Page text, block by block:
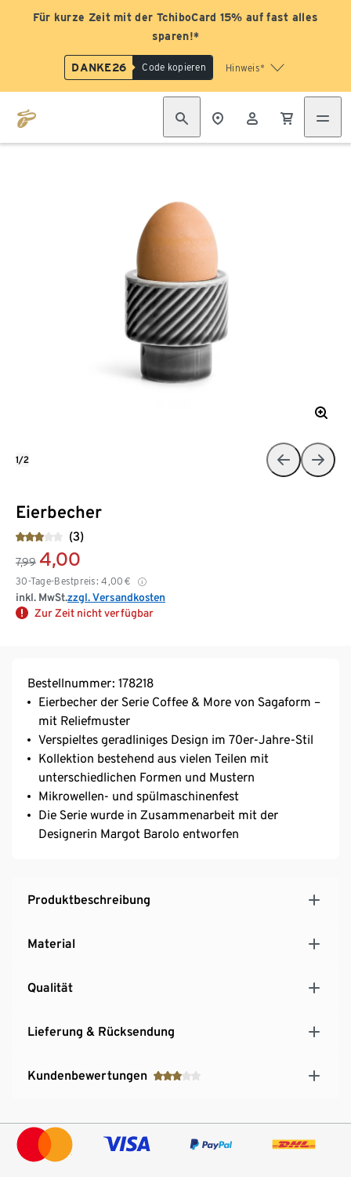
Für kurze Zeit mit der TchiboCard 15% auf fast alles
sparen!*
DANKE26 Code kopieren Hinweis*
Eierbecher
(3)
7,99 4,00
30-Tage-Bestpreis: 4,00 €
inkl. MwSt.zzgl. Versandkosten
Zur Zeit nicht verfügbar
1/2
Bestellnummer: 178218
Eierbecher der Serie Coffee & More von Sagaform –
mit Reliefmuster
Verspieltes geradliniges Design im 70er-Jahre-Stil
Kollektion bestehend aus vielen Teilen mit
unterschiedlichen Formen und Mustern
Mikrowellen- und spülmaschinenfest
Die Serie wurde in Zusammenarbeit mit der
Designerin Margot Barolo entworfen
Produktbeschreibung
Material
Qualität
Lieferung & Rücksendung
Kundenbewertungen